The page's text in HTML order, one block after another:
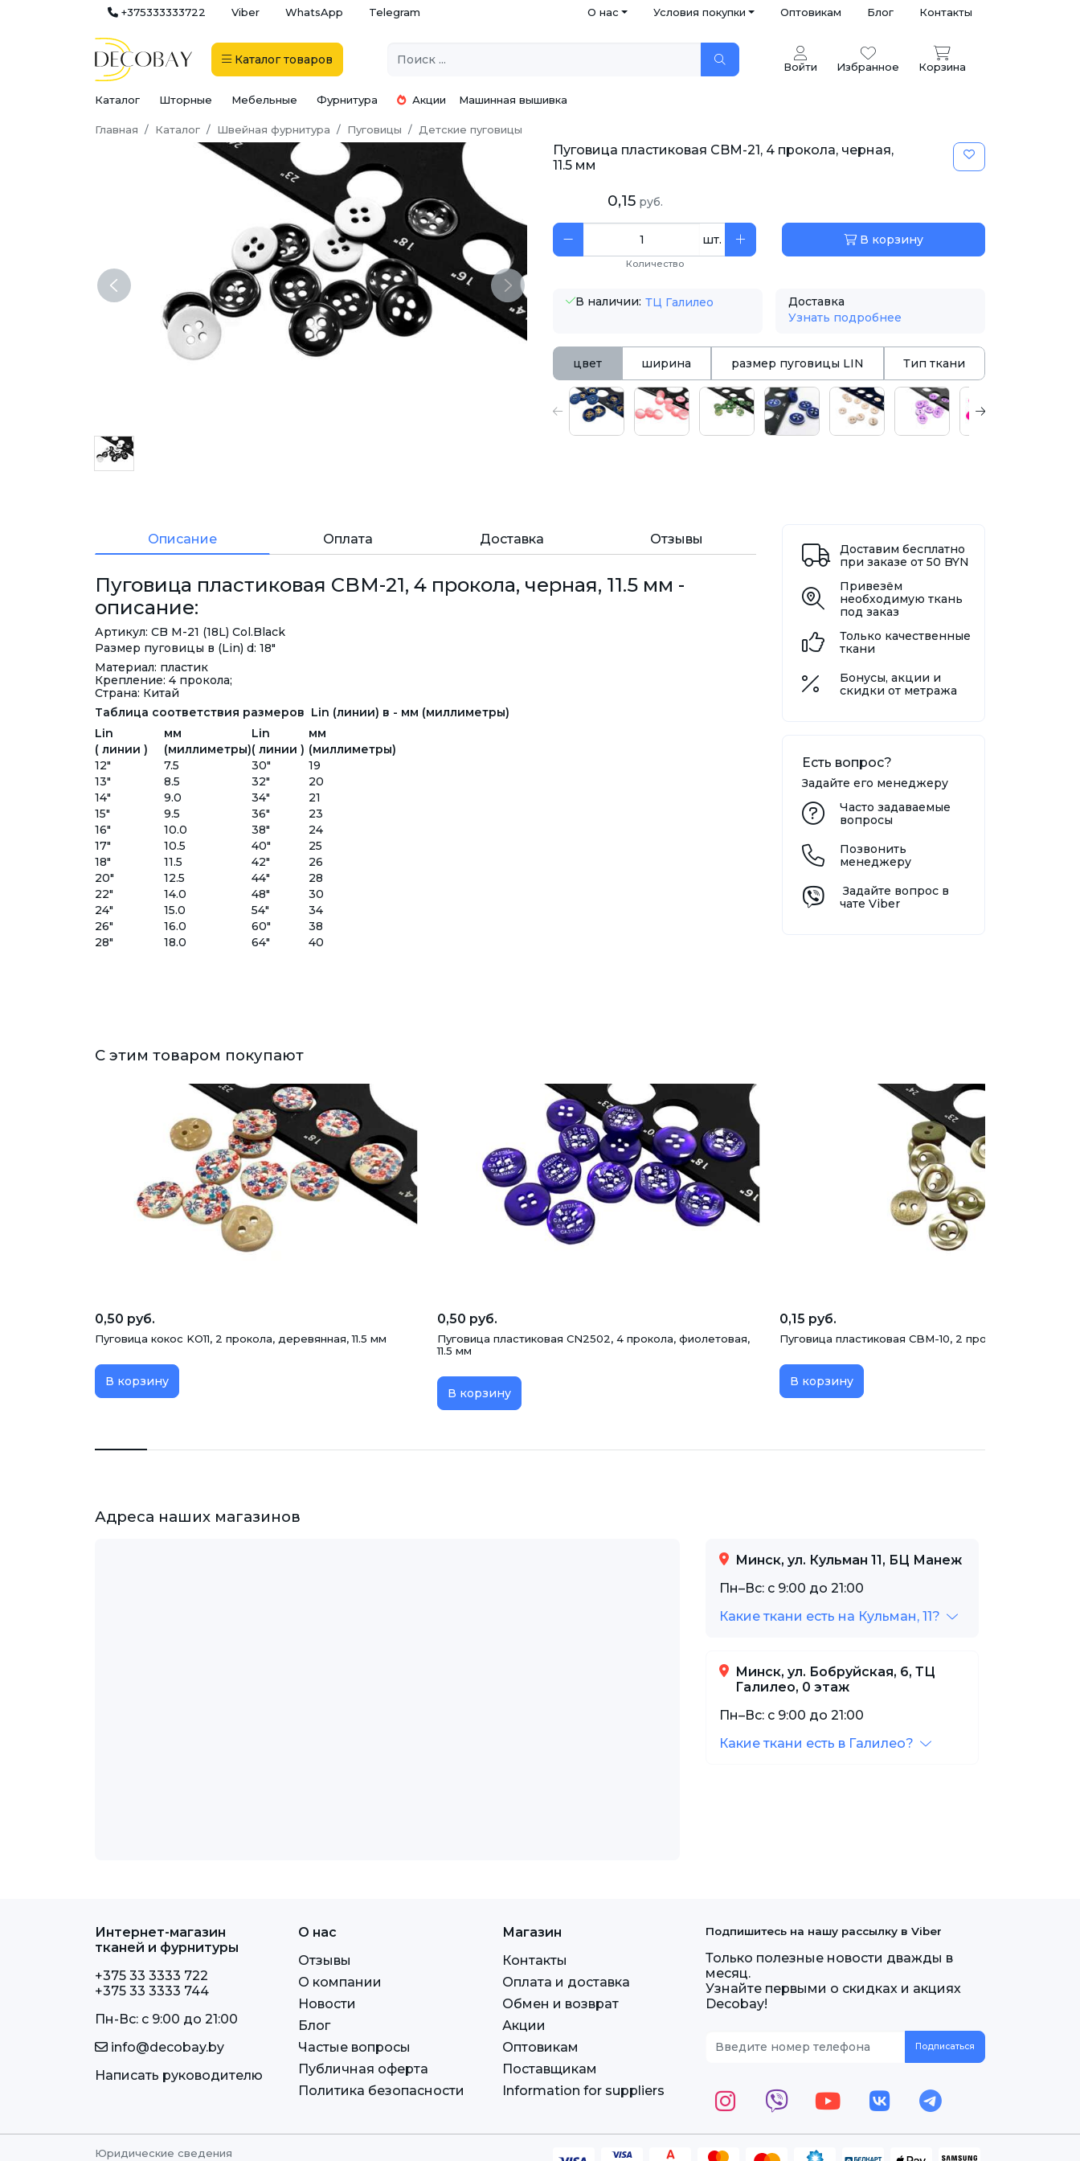
+375333333722 Viber WhatsApp Telegram О нас Условия покупки Оптовикам Блог Контакты
Каталог товаров Войти Избранное Корзина
Каталог Шторные Мебельные Фурнитура Акции Машинная вышивка
Главная Каталог Швейная фурнитура Пуговицы Детские пуговицы
Previous Next
Пуговица пластиковая CBM-21, 4 прокола, черная,
11.5 мм
0,15 руб.
шт.
Количество
В корзину
В наличии: ТЦ Галилео
Доставка
Узнать подробнее
цвет ширина размер пуговицы LIN Тип ткани
Описание Оплата Доставка Отзывы
Пуговица пластиковая CBM-21, 4 прокола, черная, 11.5 мм -
описание:
Артикул: CB M-21 (18L) Col.Black
Размер пуговицы в (Lin) d: 18"
Материал: пластик
Крепление: 4 прокола;
Страна: Китай
Таблица соответствия размеров Lin (линии) в - мм (миллиметры)
Lin
мм Lin
мм
( линии )
(миллиметры)( линии ) (миллиметры)
12"
7.5 30"
19
13"
8.5 32"
20
14"
9.0 34"
21
15"
9.5 36"
23
16"
10.0 38"
24
17"
10.5 40"
25
18"
11.5 42"
26
20"
12.5 44"
28
22"
14.0 48"
30
24"
15.0 54"
34
26"
16.0 60"
38
28"
18.0 64" 40
Доставим бесплатно
при заказе от 50 BYN
Привезём
необходимую ткань
под заказ
Только качественные
ткани
Бонусы, акции и
скидки от метража
Есть вопрос?
Задайте его менеджеру
Часто задаваемые
вопросы
Позвонить
менеджеру
Задайте вопрос в
чате Viber
С этим товаром покупают
0,50 руб.
Пуговица кокос KO11, 2 прокола, деревянная, 11.5 мм
В корзину
0,50 руб.
Пуговица пластиковая CN2502, 4 прокола, фиолетовая,
11.5 мм
В корзину
0,15 руб.
Пуговица пластиковая CBM-10, 2 прокола, хаки, 11.5
В корзину
Адреса наших магазинов
Минск, ул. Кульман 11, БЦ Манеж
Пн–Вс: с 9:00 до 21:00
Какие ткани есть на Кульман, 11?
Минск, ул. Бобруйская, 6, ТЦ
Галилео, 0 этаж
Пн–Вс: с 9:00 до 21:00
Какие ткани есть в Галилео?
Интернет-магазин
тканей и фурнитуры
+375 33 3333 722
+375 33 3333 744
Пн-Вс: c 9:00 до 21:00
info@decobay.by
Написать руководителю
О нас
Отзывы
О компании
Новости
Блог
Частые вопросы
Публичная оферта
Политика безопасности
Магазин
Контакты
Оплата и доставка
Обмен и возврат
Акции
Оптовикам
Поставщикам
Information for suppliers
Подпишитесь на нашу рассылку в Viber
Только полезные новости дважды в
месяц.
Узнайте первыми о скидках и акциях
Decobay!
Юридические сведения